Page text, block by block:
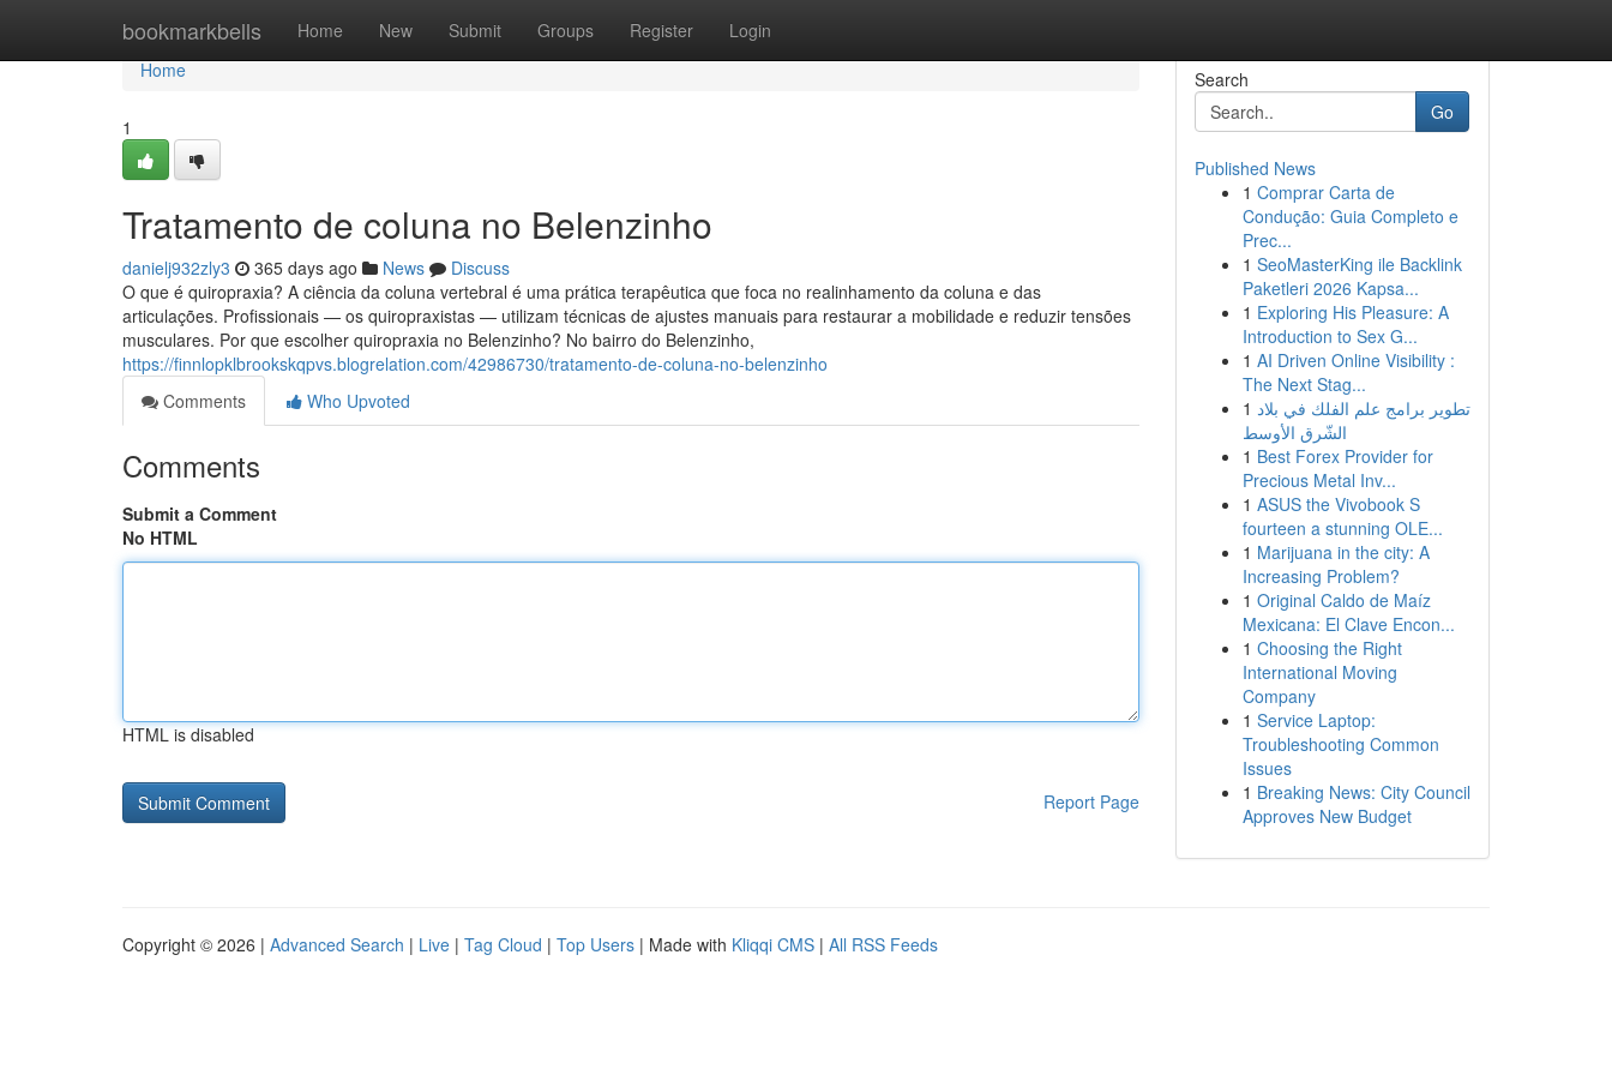
bookmarkbells Home New Submit Groups Register Login
Home
Home
1
Tratamento de coluna no Belenzinho
danielj932zly3 365 days ago News
Discuss
O que é quiropraxia? A ciência da coluna vertebral é uma prática terapêutica que foca no realinhamento da coluna e das
articulações. Profissionais — os quiropraxistas — utilizam técnicas de ajustes manuais para restaurar a mobilidade e reduzir tensões
musculares. Por que escolher quiropraxia no Belenzinho? No bairro do Belenzinho,
https://finnlopklbrookskqpvs.blogrelation.com/42986730/tratamento-de-coluna-no-belenzinho
Comments
Who Upvoted
Comments
Submit a Comment
No HTML
HTML is disabled
Report Page
Search
Go
Published News
1 Comprar Carta de
Condução: Guia Completo e
Prec...
1 SeoMasterKing ile Backlink
Paketleri 2026 Kapsa...
1 Exploring His Pleasure: A
Introduction to Sex G...
1 AI Driven Online Visibility :
The Next Stag...
1 تطوير برامج علم الفلك في بلاد
الشّرق الأوسط
1 Best Forex Provider for
Precious Metal Inv...
1 ASUS the Vivobook S
fourteen a stunning OLE...
1 Marijuana in the city: A
Increasing Problem?
1 Original Caldo de Maíz
Mexicana: El Clave Encon...
1 Choosing the Right
International Moving
Company
1 Service Laptop:
Troubleshooting Common
Issues
1 Breaking News: City Council
Approves New Budget
Copyright © 2026 | Advanced Search | Live | Tag Cloud | Top Users | Made with Kliqqi CMS | All RSS Feeds